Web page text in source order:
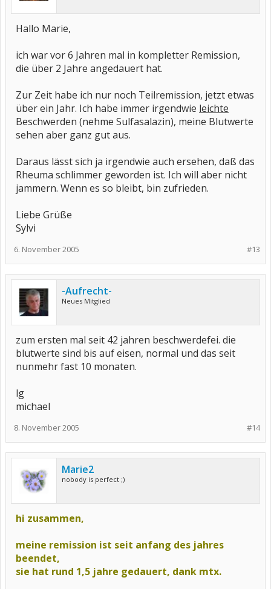
Hallo Marie,
ich war vor 6 Jahren mal in kompletter Remission,
die über 2 Jahre angedauert hat.
Zur Zeit habe ich nur noch Teilremission, jetzt etwas
über ein Jahr. Ich habe immer irgendwie leichte
Beschwerden (nehme Sulfasalazin), meine Blutwerte
sehen aber ganz gut aus.
Daraus lässt sich ja irgendwie auch ersehen, daß das
Rheuma schlimmer geworden ist. Ich will aber nicht
jammern. Wenn es so bleibt, bin zufrieden.
Liebe Grüße
Sylvi
#13
6. November 2005
-Aufrecht-
Neues Mitglied
zum ersten mal seit 42 jahren beschwerdefei. die
blutwerte sind bis auf eisen, normal und das seit
nunmehr fast 10 monaten.
lg
michael
#14
8. November 2005
Marie2
nobody is perfect ;)
hi zusammen,
meine remission ist seit anfang des jahres
beendet,
sie hat rund 1,5 jahre gedauert, dank mtx.